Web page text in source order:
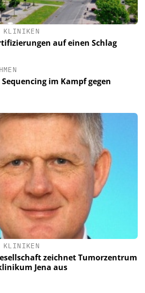
KLINIKEN
auf einen Schlag
im Kampf gegen
KLINIKEN
zeichnet Tumorzentrum
Jena aus